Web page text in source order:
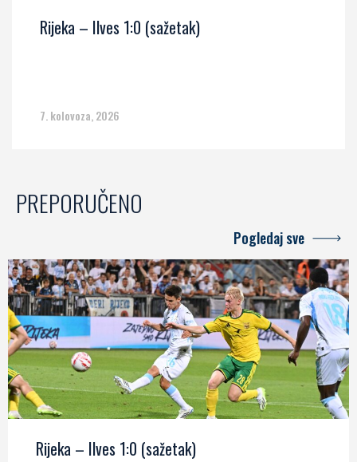
Rijeka – Ilves 1:0 (sažetak)
7. kolovoza, 2026
PREPORUČENO
Pogledaj sve
Rijeka – Ilves 1:0 (sažetak)